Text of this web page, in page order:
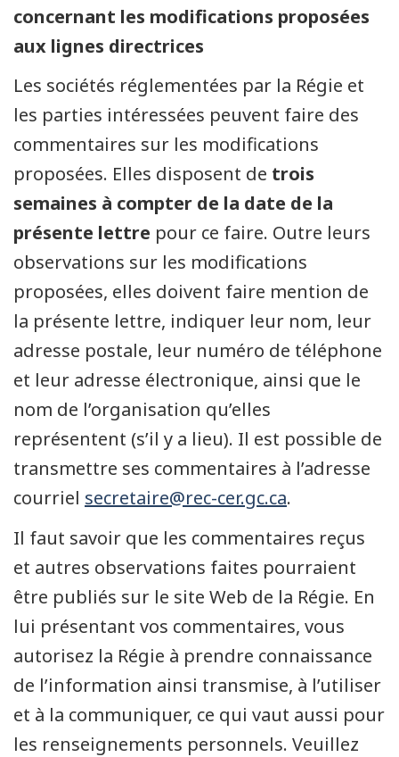
concernant les modifications proposées
aux lignes directrices
Les sociétés réglementées par la Régie et
les parties intéressées peuvent faire des
commentaires sur les modifications
proposées. Elles disposent de trois
semaines à compter de la date de la
présente lettre pour ce faire. Outre leurs
observations sur les modifications
proposées, elles doivent faire mention de
la présente lettre, indiquer leur nom, leur
adresse postale, leur numéro de téléphone
et leur adresse électronique, ainsi que le
nom de l’organisation qu’elles
représentent (s’il y a lieu). Il est possible de
transmettre ses commentaires à l’adresse
courriel secretaire@rec-cer.gc.ca.
Il faut savoir que les commentaires reçus
et autres observations faites pourraient
être publiés sur le site Web de la Régie. En
lui présentant vos commentaires, vous
autorisez la Régie à prendre connaissance
de l’information ainsi transmise, à l’utiliser
et à la communiquer, ce qui vaut aussi pour
les renseignements personnels. Veuillez